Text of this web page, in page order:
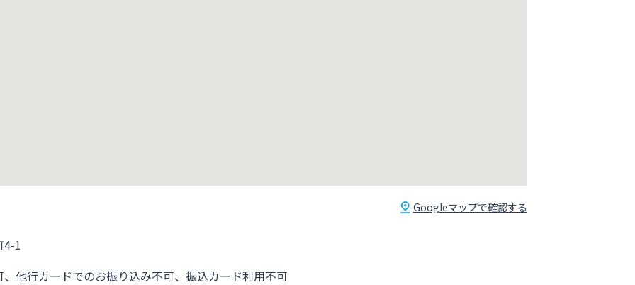
Googleマップで確認する
4-1
他行カードでのお振り込み不可、振込カード利用不可